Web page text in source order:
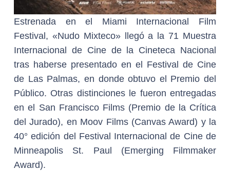
Estrenada en el Miami Internacional Film
Festival, «Nudo Mixteco» llegó a la 71 Muestra
Internacional de Cine de la Cineteca Nacional
tras haberse presentado en el Festival de Cine
de Las Palmas, en donde obtuvo el Premio del
Público. Otras distinciones le fueron entregadas
en el San Francisco Films (Premio de la Crítica
del Jurado), en Moov Films (Canvas Award) y la
40° edición del Festival Internacional de Cine de
Minneapolis St. Paul (Emerging Filmmaker
Award).